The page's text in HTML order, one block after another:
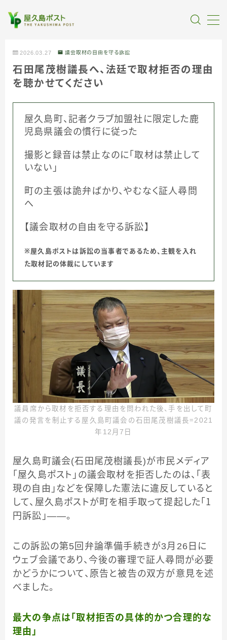
全記事カテゴリー
私たちについて
受賞・報道
情報提供
2026.03.27 議会取材の自由を守る訴訟
石田尾茂樹議長へ、法廷で取材拒否の理由
を聴かせてください
屋久島町、記者クラブ加盟社に限定した鹿
児島県議会の慣行に従った
撮影と録音は禁止なのに「取材は禁止して
いない」
町の主張は詭弁ばかり、やむなく証人尋問
へ
【議会取材の自由を守る訴訟】
※屋久島ポストは訴訟の当事者であるため、主観を入れ
た取材記の体裁にしています
議員席から取材を拒否する理由を問われた後、手を出して町
議の発言を制止する屋久島町議会の石田尾茂樹議長＝2021
年12月7日
屋久島町議会(石田尾茂樹議長)が市民メディア
「屋久島ポスト」の議会取材を拒否したのは、「表
現の自由」などを保障した憲法に違反していると
して、屋久島ポストが町を相手取って提起した「１
円訴訟」――。
この訴訟の第5回弁論準備手続きが3月26日に
ウェブ会議であり、今後の審理で証人尋問が必要
かどうかについて、原告と被告の双方が意見を述
べました。
最大の争点は「取材拒否の具体的かつ合理的な
理由」